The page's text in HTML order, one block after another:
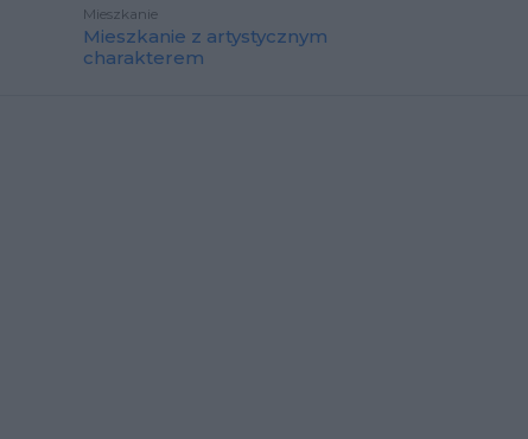
Mieszkanie
Mieszkanie z artystycznym
charakterem